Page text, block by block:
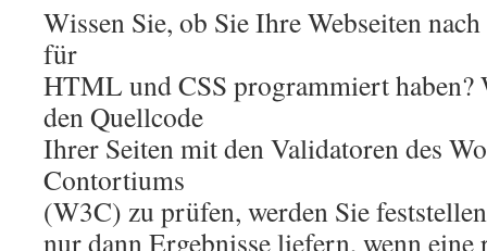
Wissen Sie, ob Sie Ihre Webseiten
für
HTML und CSS programmiert haben?
den Quellcode
Ihrer Seiten mit den Validatoren des
Contortiums
(W3C) zu prüfen, werden Sie
nur dann Ergebnisse liefern, wenn eine